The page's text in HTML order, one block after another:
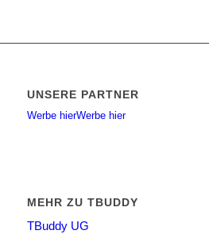
UNSERE PARTNER
Werbe hierWerbe hier
MEHR ZU TBUDDY
TBuddy UG